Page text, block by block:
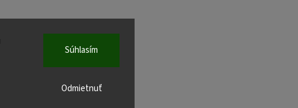
Odmietnuť
Súhlasím